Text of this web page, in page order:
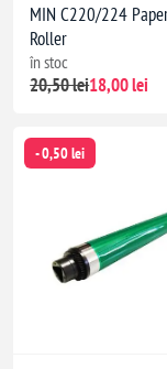
MIN C220/224
Roller
în stoc
20,50 lei18,00 lei
- 0,50 lei